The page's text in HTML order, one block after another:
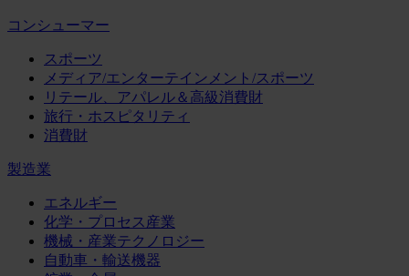
コンシューマー
スポーツ
メディア/エンターテインメント/スポーツ
リテール、アパレル＆高級消費財
旅行・ホスピタリティ
消費財
製造業
エネルギー
化学・プロセス産業
機械・産業テクノロジー
自動車・輸送機器